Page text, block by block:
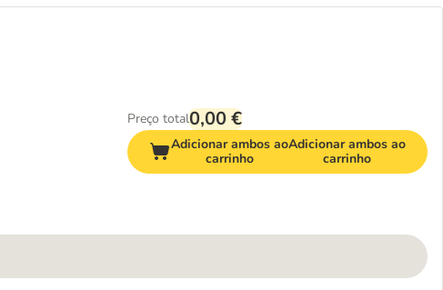
Preço total0,00 €
Adicionar ambos ao
carrinho
Adicionar ambos ao
carrinho